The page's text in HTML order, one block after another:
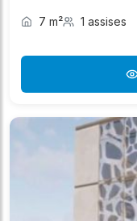
7 m² 1 assises